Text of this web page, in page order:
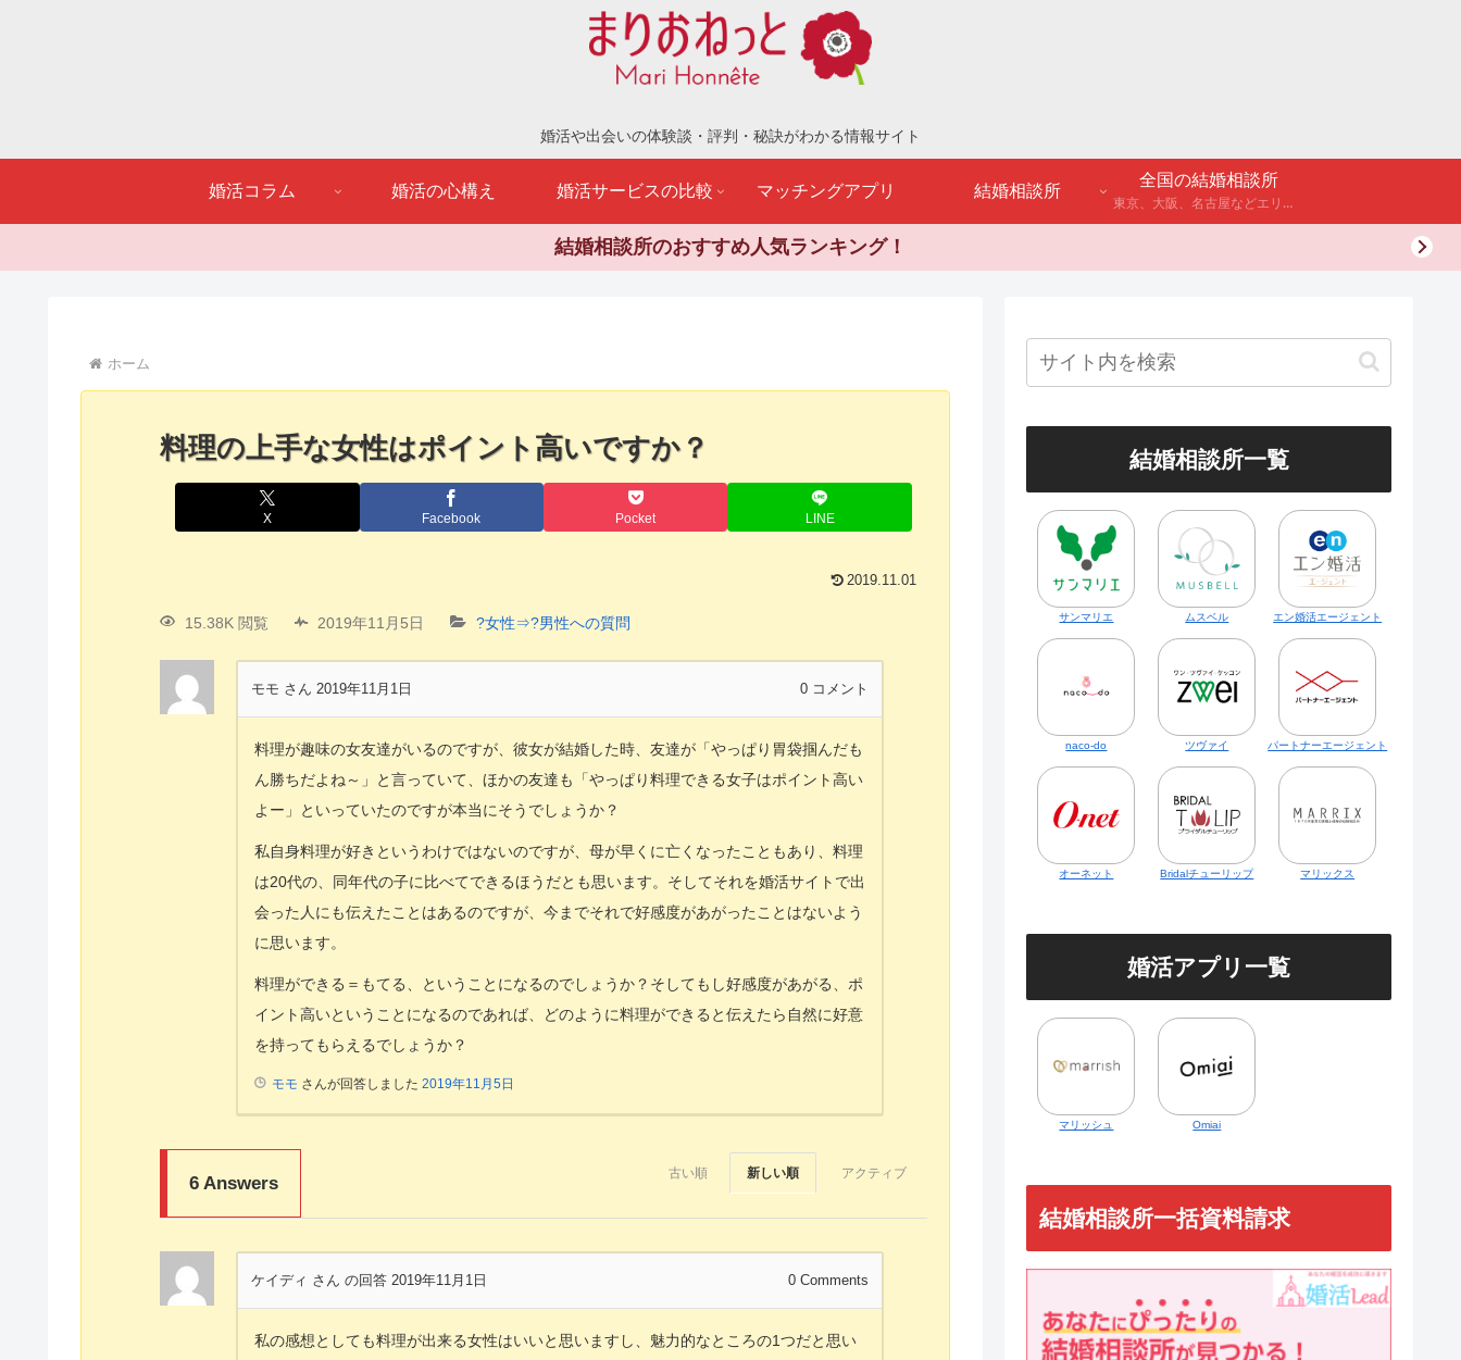
婚活や出会いの体験談・評判・秘訣がわかる情報サイト
婚活コラム 婚活の心構え 婚活サービスの比較 マッチングアプリ 結婚相談所
全国の結婚相談所
東京、大阪、名古屋などエリア別のアンケート調査や結婚相談所・婚活パーティーの体験談などを公開。
結婚相談所のおすすめ人気ランキング！
ホーム
料理の上手な女性はポイント高いですか？
X Facebook Pocket LINE
2019.11.01
15.38K 閲覧 2019年11月5日 ?女性⇒?男性への質問
モモ さん 2019年11月1日 0 コメント
料理が趣味の女友達がいるのですが、彼女が結婚した時、友達が「やっぱり胃袋掴んだも
ん勝ちだよね～」と言っていて、ほかの友達も「やっぱり料理できる女子はポイント高い
よー」といっていたのですが本当にそうでしょうか？
私自身料理が好きというわけではないのですが、母が早くに亡くなったこともあり、料理
は20代の、同年代の子に比べてできるほうだとも思います。そしてそれを婚活サイトで出
会った人にも伝えたことはあるのですが、今までそれで好感度があがったことはないよう
に思います。
料理ができる＝もてる、ということになるのでしょうか？そしてもし好感度があがる、ポ
イント高いということになるのであれば、どのように料理ができると伝えたら自然に好意
を持ってもらえるでしょうか？
モモ さんが回答しました 2019年11月5日
6 Answers
アクティブ
新しい順
古い順
ケイディ さん の回答 2019年11月1日 0 Comments
私の感想としても料理が出来る女性はいいと思いますし、魅力的なところの1つだと思い
結婚相談所一覧
サンマリエ ムスベル エン婚活エージェント
naco-do ツヴァイ パートナーエージェント
オーネット Bridalチューリップ マリックス
婚活アプリ一覧
マリッシュ Omiai
結婚相談所一括資料請求